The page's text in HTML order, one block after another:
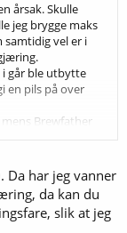
årsak. Skulle
jeg brygge maks
samtidig vel er i
i går ble utbytte
en pils på over
mens Brewfather
Da har jeg vanner
da kan du
slik at jeg